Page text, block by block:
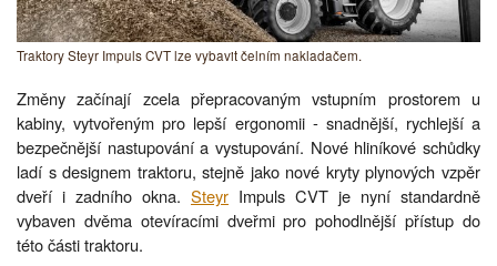
Traktory Steyr Impuls CVT lze vybavit čelním nakladačem.
Změny začínají zcela přepracovaným vstupním prostorem u
kabiny, vytvořeným pro lepší ergonomii - snadnější, rychlejší a
bezpečnější nastupování a vystupování. Nové hliníkové schůdky
ladí s designem traktoru, stejně jako nové kryty plynových vzpěr
dveří i zadního okna. Steyr Impuls CVT je nyní standardně
vybaven dvěma otevíracími dveřmi pro pohodlnější přístup do
této části traktoru.